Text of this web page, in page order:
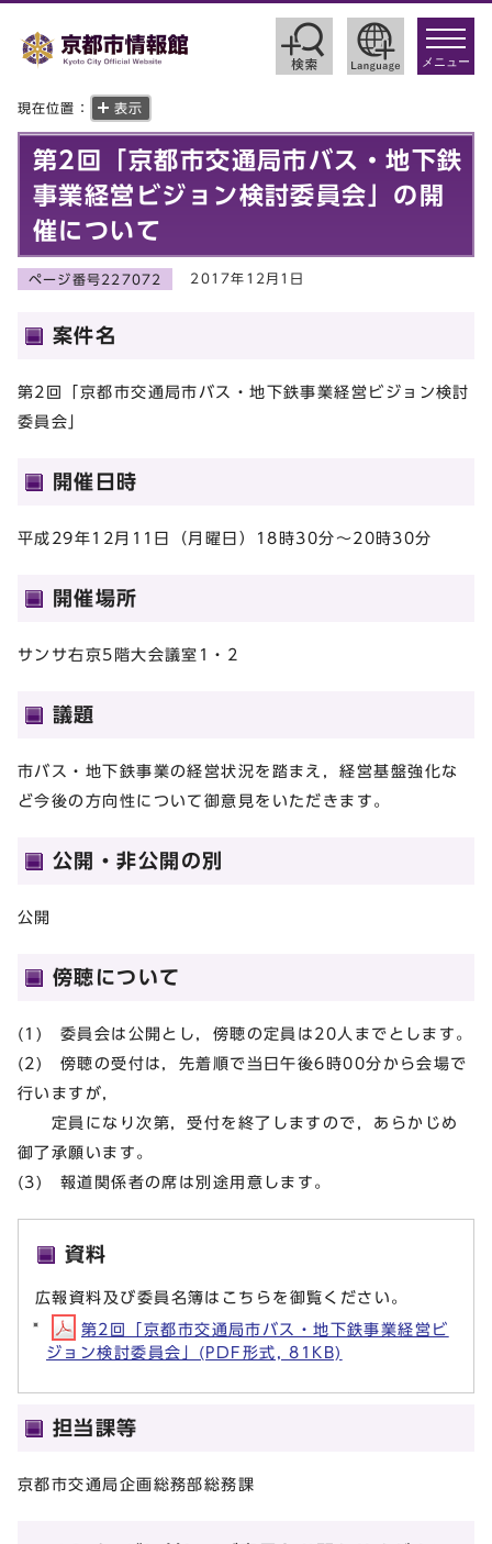
toggle
メニュー
現在位置： 表示
第2回「京都市交通局市バス・地下鉄
事業経営ビジョン検討委員会」の開
催について
ページ番号227072 2017年12月1日
案件名
第2回「京都市交通局市バス・地下鉄事業経営ビジョン検討
委員会」
開催日時
平成29年12月11日（月曜日）18時30分～20時30分
開催場所
サンサ右京5階大会議室1・2
議題
市バス・地下鉄事業の経営状況を踏まえ，経営基盤強化な
ど今後の方向性について御意見をいただきます。
公開・非公開の別
公開
傍聴について
(1) 委員会は公開とし，傍聴の定員は20人までとします。
(2) 傍聴の受付は，先着順で当日午後6時00分から会場で
行いますが，
定員になり次第，受付を終了しますので，あらかじめ
御了承願います。
(3) 報道関係者の席は別途用意します。
資料
広報資料及び委員名簿はこちらを御覧ください。
第2回「京都市交通局市バス・地下鉄事業経営ビ
ジョン検討委員会」(PDF形式, 81KB)
担当課等
京都市交通局企画総務部総務課